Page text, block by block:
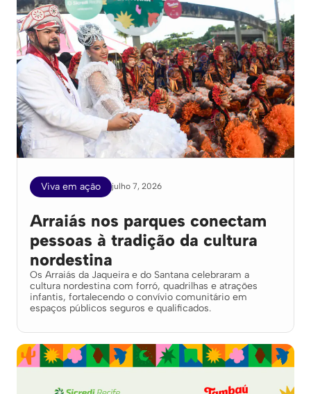
Viva em ação julho 7, 2026
Arraiás nos parques conectam
pessoas à tradição da cultura
nordestina
Os Arraiás da Jaqueira e do Santana celebraram a
cultura nordestina com forró, quadrilhas e atrações
infantis, fortalecendo o convívio comunitário em
espaços públicos seguros e qualificados.